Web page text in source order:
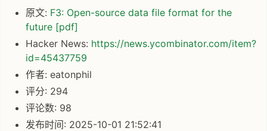
原文: F3: Open-source data file format for the
future [pdf]
Hacker News: https://news.ycombinator.com/item?
id=45437759
作者: eatonphil
评分: 294
评论数: 98
发布时间: 2025-10-01 21:52:41